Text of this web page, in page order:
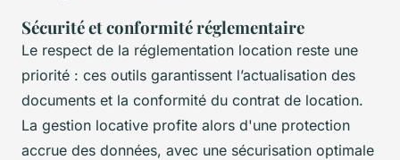
Sécurité et conformité réglementaire
Le respect de la réglementation location reste une
priorité : ces outils garantissent l’actualisation des
documents et la conformité du contrat de location.
La gestion locative profite alors d'une protection
accrue des données, avec une sécurisation optimale